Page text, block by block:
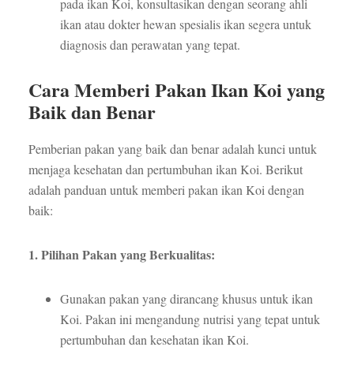
pada ikan Koi, konsultasikan dengan seorang ahli
ikan atau dokter hewan spesialis ikan segera untuk
diagnosis dan perawatan yang tepat.
Cara Memberi Pakan Ikan Koi yang
Baik dan Benar
Pemberian pakan yang baik dan benar adalah kunci untuk
menjaga kesehatan dan pertumbuhan ikan Koi. Berikut
adalah panduan untuk memberi pakan ikan Koi dengan
baik:
1. Pilihan Pakan yang Berkualitas:
Gunakan pakan yang dirancang khusus untuk ikan
Koi. Pakan ini mengandung nutrisi yang tepat untuk
pertumbuhan dan kesehatan ikan Koi.